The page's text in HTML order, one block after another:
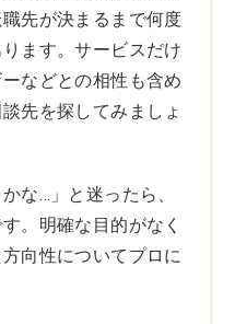
先が決まるまで何度
ます。サービスだけ
などとの相性も含め
先を探してみましょ
な…」と迷ったら、
。明確な目的がなく
向性についてプロに